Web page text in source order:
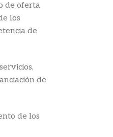
de oferta
los
de
de
de los